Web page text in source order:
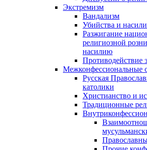
Экстремизм
Вандализм
Убийства и
Разжигание
религиозной
насилию
Противодействие
Межконфессиональные
Русская
католики
Христианство и
Традиционные